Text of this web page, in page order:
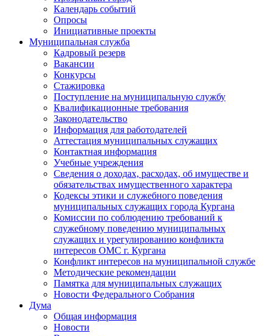
Календарь событий
Опросы
Инициативные проекты
Муниципальная служба
Кадровый резерв
Вакансии
Конкурсы
Стажировка
Поступление на муниципальную службу
Квалификационные требования
Законодательство
Информация для работодателей
Аттестация муниципальных служащих
Контактная информация
Учебные учреждения
Сведения о доходах, расходах, об имуществе и
обязательствах имущественного характера
Кодексы этики и служебного поведения
муниципальных служащих города Кургана
Комиссии по соблюдению требований к
служебному поведению муниципальных
служащих и урегулированию конфликта
интересов ОМС г. Кургана
Конфликт интересов на муниципальной службе
Методические рекомендации
Памятка для муниципальных служащих
Новости Федерального Cобрания
Дума
Общая информация
Новости